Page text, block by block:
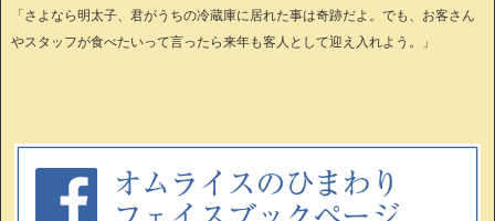
「さよなら明太子、君がうちの冷蔵庫に居れた事は奇跡だよ。でも、お客さん
やスタッフが食べたいって言ったら来年も客人として迎え入れよう。」